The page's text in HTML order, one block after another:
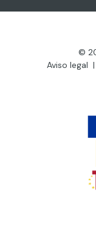
©
Aviso legal